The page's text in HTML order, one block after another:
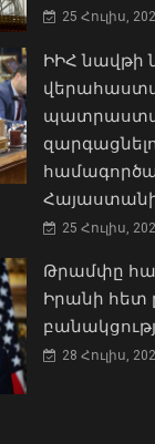
25 Հուլիս,
ԻԻՀ
25 Հուլիս,
Թրամփը
Իրանի հետ
28 Հուլիս,